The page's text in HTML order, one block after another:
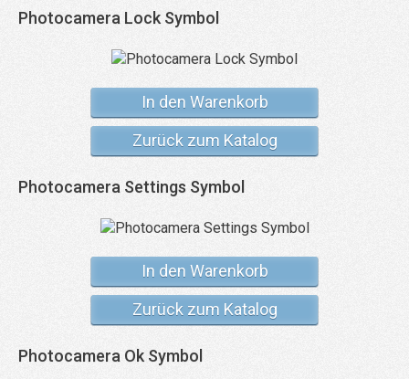
Photocamera Lock Symbol
In den Warenkorb
Zurück zum Katalog
Photocamera Settings Symbol
In den Warenkorb
Zurück zum Katalog
Photocamera Ok Symbol